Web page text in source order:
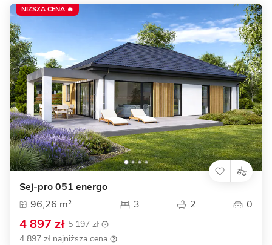
Sej-pro 051 energo
96,26 m²
3 2 0
4 897 zł 5 197 zł
4 897 zł najniższa cena
NIŻSZA CENA 🔥